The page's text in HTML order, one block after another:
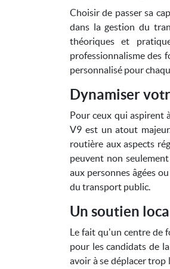
Choisir de passer sa
dans la gestion du
théoriques et
professionnalisme des
personnalisé pour
Dynamiser
Pour ceux qui aspirent
V9 est un atout
routière aux aspects
peuvent non
aux personnes âgées
du transport public.
Un soutien
Le fait qu'un centre de
pour les candidats de
avoir à se déplacer trop